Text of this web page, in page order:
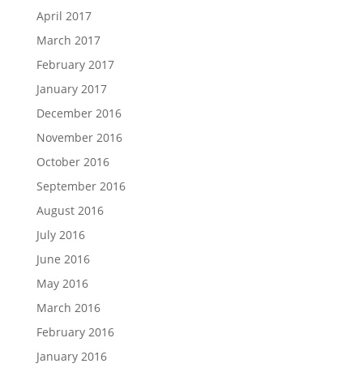
April 2017
March 2017
February 2017
January 2017
December 2016
November 2016
October 2016
September 2016
August 2016
July 2016
June 2016
May 2016
March 2016
February 2016
January 2016